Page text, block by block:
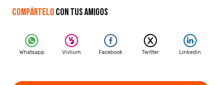
Compártelo con tus amigos
Whatsapp Vivlium Facebook Twitter Linkedin